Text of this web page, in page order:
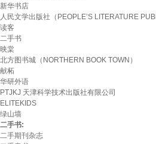
新华书店
人民文学出版社（PEOPLE’S LITERATURE
读客
二手书
映棠
北方图书城（NORTHERN BOOK TOWN）
献柘
华研外语
PTJKJ 天津科学技术出版社有限公司
ELITEKIDS
绿山墙
二手书:
二手期刊杂志